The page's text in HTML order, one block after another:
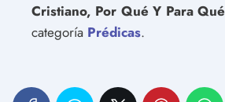
Cristiano, Por Qué Y Para Qué
categoría Prédicas.